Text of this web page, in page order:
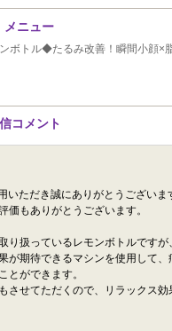
メニュー
ンボトル◆たるみ改善！瞬間小顔×
コメント
いただき誠にありがとうございま
価もありがとうございます。
り扱っているレモンボトルですが
が期待できるマシンを使用して、
とができます。
させてただくので、リラックス効